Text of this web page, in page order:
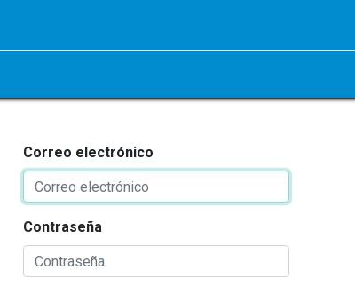
Correo electrónico
Contraseña